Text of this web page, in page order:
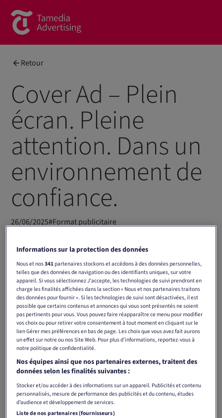
Brands
Spotlight
News
Contact
À propos de nous
Formulaire de contact
Team
Retour
Cover Ad – Plein
écran. Pleine
attention. Dans un
environnement de
confiance.
26/06/2025#Format publicitaire
Partager
Offrez une visibilité maximale à votre marque avec le
nouveau format digital Cover Ad de Tamedia. Positionnez
votre message comme première impression sur les portails
d'information les plus lus de Suisse – de manière
prominente, exclusive et incontournable.
Grâce à un environnement journalistique premium, une
forte proximité avec le contenu et une dominance visuelle
marquée, vous obtenez une mémorisation publicitaire
nettement supérieure. Le Cover Ad est réservable une seule
Informations sur la protection des données
Nous et nos341partenaires stockons et accédons à des données personnelles,
telles que des données de navigation ou des identifiants uniques, sur votre
appareil. Si vous sélectionnez J'accepte, les technologies de suivi prendront en
charge les finalités affichées dans la section « Nous et nos partenaires traitons
des données pour fournir ». Si les technologies de suivi sont désactivées, il est
possible que certains contenus et annonces qui vous sont présentés ne soient
pas pertinents pour vous. Vous pouvez faire réapparaître ce menu pour modifier
vos choix ou pour retirer votre consentement à tout moment en cliquant sur le
lien Gérer mes préférences en bas de page. Les choix que vous avez fait aurons
un effet sur notre ou nos Site Web. Pour plus d’informations, reportez-vous à
notre politique de confidentialité.
Nos équipes ainsi que nos partenaires externes, traitent des
données selon les finalités suivantes :
Stocker et/ou accéder à des informations sur un appareil. Publicités et contenu
personnalisés, mesure de performance des publicités et du contenu, études
d’audience et développement de services.
Liste de nos partenaires (fournisseurs)